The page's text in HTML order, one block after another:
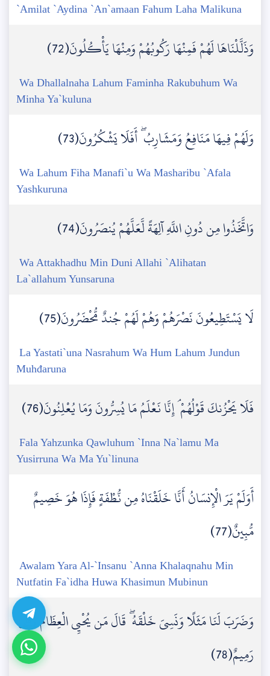
`Amilat `Aydina `An`amaan Fahum Laha Malikuna
وَذَلَّلْنَاهَا لَهُمْ فَمِنْهَا رَكُوبُهُمْ وَمِنْهَا يَأْكُلُونَ(72)
Wa Dhallalnaha Lahum Faminha Rakubuhum Wa
Minha Ya`kuluna
وَلَهُمْ فِيهَا مَنَافِعُ وَمَشَارِبُ ۖ أَفَلَا يَشْكُرُونَ(73)
Wa Lahum Fiha Manafi`u Wa Masharibu `Afala
Yashkuruna
وَاتَّخَذُوا مِن دُونِ اللَّهِ آلِهَةً لَّعَلَّهُمْ يُنصَرُونَ(74)
Wa Attakhadhu Min Duni Allahi `Alihatan
La`allahum Yunsaruna
لَا يَسْتَطِيعُونَ نَصْرَهُمْ وَهُمْ لَهُمْ جُندٌ مُّحْضَرُونَ(75)
La Yastati`una Nasrahum Wa Hum Lahum Jundun
Muhđaruna
فَلَا يَحْزُنكَ قَوْلُهُمْ ۘ إِنَّا نَعْلَمُ مَا يُسِرُّونَ وَمَا يُعْلِنُونَ(76)
Fala Yahzunka Qawluhum `Inna Na`lamu Ma
Yusirruna Wa Ma Yu`linuna
أَوَلَمْ يَرَ الْإِنسَانُ أَنَّا خَلَقْنَاهُ مِن نُّطْفَةٍ فَإِذَا هُوَ خَصِيمٌ
مُّبِينٌ(77)
Awalam Yara Al-`Insanu `Anna Khalaqnahu Min
Nutfatin Fa`idha Huwa Khasimun Mubinun
وَضَرَبَ لَنَا مَثَلًا وَنَسِيَ خَلْقَهُ ۖ قَالَ مَن يُحْيِي الْعِظَامَ وَهِيَ
رَمِيمٌ(78)